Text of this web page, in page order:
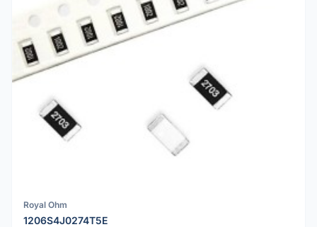
Royal Ohm
1206S4J0274T5E